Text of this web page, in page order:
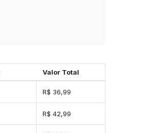
Valor Total
R$ 36,99
R$ 42,99